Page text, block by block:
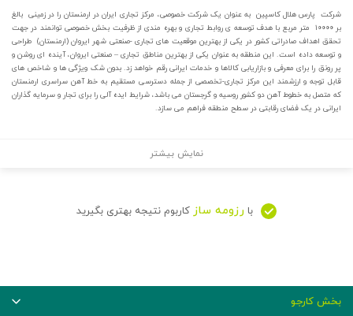
شرکت پارس هلال کاسپین به عنوان یک شرکت خصوصی، مرکز تجاری ایران در ارمنستان را در زمینی بالغ
بر ۱۰۰۰۰ متر مربع با هدف توسعه ی روابط تجاری و بهره مندی از ظرفیت بخش خصوصی توانمند در جهت
تحقق اهداف صادراتی کشور در یکی از بهترین موقعیت های تجاری -صنعتی شهر ایروان (ارمنستان) طراحی
و توسعه داده است. این منطقه به عنوان یکی از بهترین مناطق تجاری – صنعتی ایروان، آینده ای روشن و
پر رونق را برای معرفی و بازاریابی کالاها و خدمات ایرانی رقم خواهد زد. بدون شک ویژگی ها و شاخص های
قابل توجه و ارزشمند این مرکز تجاری-تخصصی از جمله دسترسی مستقیم به خط آهن سراسری ارمنستان
که متصل به خطوط آهن دو کشور روسیه و گرجستان می باشد، شرایط ایده آلی را برای تجار و سرمایه گذاران
ایرانی در یک فضای رقابتی در سطح منطقه فراهم می سازد.
نمایش بیشتر
با رزومه ساز کاربوم نتیجه بهتری بگیرید
بخش کارجو